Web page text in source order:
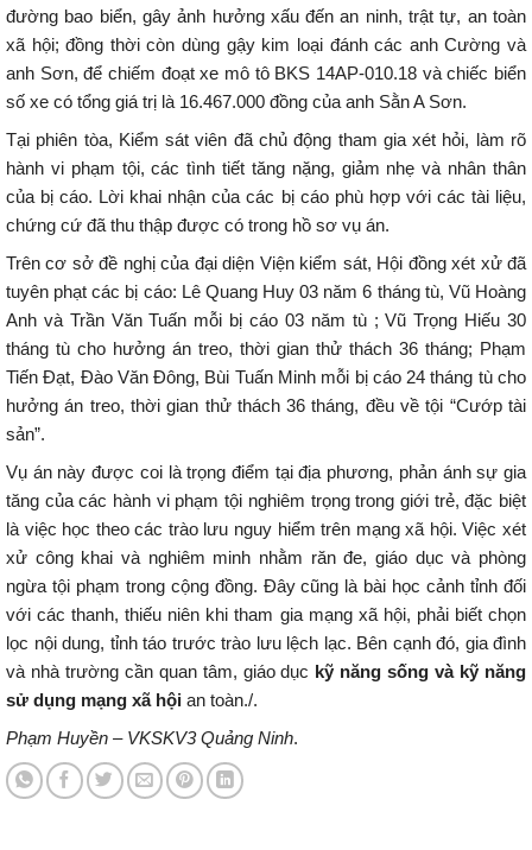
đường bao biển, gây ảnh hưởng xấu đến an ninh, trật tự, an toàn
xã hội; đồng thời còn dùng gậy kim loại đánh các anh Cường và
anh Sơn, để chiếm đoạt xe mô tô BKS 14AP-010.18 và chiếc biển
số xe có tổng giá trị là 16.467.000 đồng của anh Sằn A Sơn.
Tại phiên tòa, Kiểm sát viên đã chủ động tham gia xét hỏi, làm rõ
hành vi phạm tội, các tình tiết tăng nặng, giảm nhẹ và nhân thân
của bị cáo. Lời khai nhận của các bị cáo phù hợp với các tài liệu,
chứng cứ đã thu thập được có trong hồ sơ vụ án.
Trên cơ sở đề nghị của đại diện Viện kiểm sát, Hội đồng xét xử đã
tuyên phạt các bị cáo: Lê Quang Huy 03 năm 6 tháng tù, Vũ Hoàng
Anh và Trần Văn Tuấn mỗi bị cáo 03 năm tù ; Vũ Trọng Hiếu 30
tháng tù cho hưởng án treo, thời gian thử thách 36 tháng; Phạm
Tiến Đạt, Đào Văn Đông, Bùi Tuấn Minh mỗi bị cáo 24 tháng tù cho
hưởng án treo, thời gian thử thách 36 tháng, đều về tội “Cướp tài
sản”.
Vụ án này được coi là trọng điểm tại địa phương, phản ánh sự gia
tăng của các hành vi phạm tội nghiêm trọng trong giới trẻ, đặc biệt
là việc học theo các trào lưu nguy hiểm trên mạng xã hội. Việc xét
xử công khai và nghiêm minh nhằm răn đe, giáo dục và phòng
ngừa tội phạm trong cộng đồng. Đây cũng là bài học cảnh tỉnh đối
với các thanh, thiếu niên khi tham gia mạng xã hội, phải biết chọn
lọc nội dung, tỉnh táo trước trào lưu lệch lạc. Bên cạnh đó, gia đình
và nhà trường cần quan tâm, giáo dục kỹ năng sống và kỹ năng
sử dụng mạng xã hội an toàn./.
Phạm Huyền – VKSKV3 Quảng Ninh.